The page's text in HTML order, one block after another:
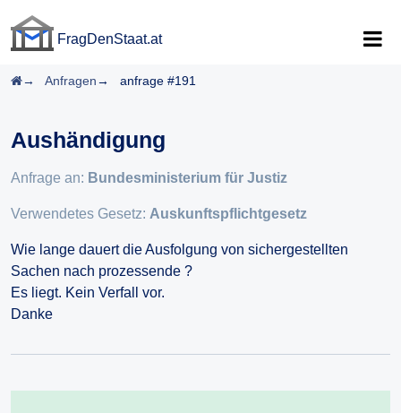
FragDenStaat.at
Startseite
Anfragen anfrage #191
Aushändigung
Anfrage an: Bundesministerium für Justiz
Verwendetes Gesetz: Auskunftspflichtgesetz
Wie lange dauert die Ausfolgung von sichergestellten
Sachen nach prozessende ?
Es liegt. Kein Verfall vor.
Danke